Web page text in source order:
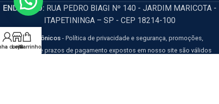
ENDEREÇO: RUA PEDRO BIAGI Nº 140 - JARDIM MARICOTA -
ITAPETININGA – SP - CEP 18214-100
HM Eletrônicos - Política de privacidade e segurança, promoções,
descontos e prazos de pagamento expostos em nosso site são válidos
conta
LojaCarrinho